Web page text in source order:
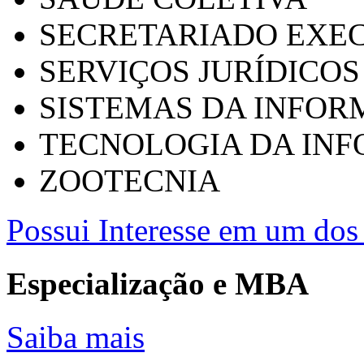
SECRETARIADO
SERVIÇOS
SISTEMAS DA
TECNOLOGIA DA
ZOOTECNIA
Possui Interesse em um
Especialização e MBA
Saiba mais